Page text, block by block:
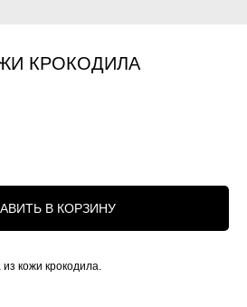
КРОКОДИЛА
В КОРЗИНУ
кожи крокодила.